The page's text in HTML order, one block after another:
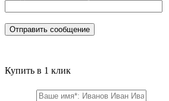
Купить в 1 клик